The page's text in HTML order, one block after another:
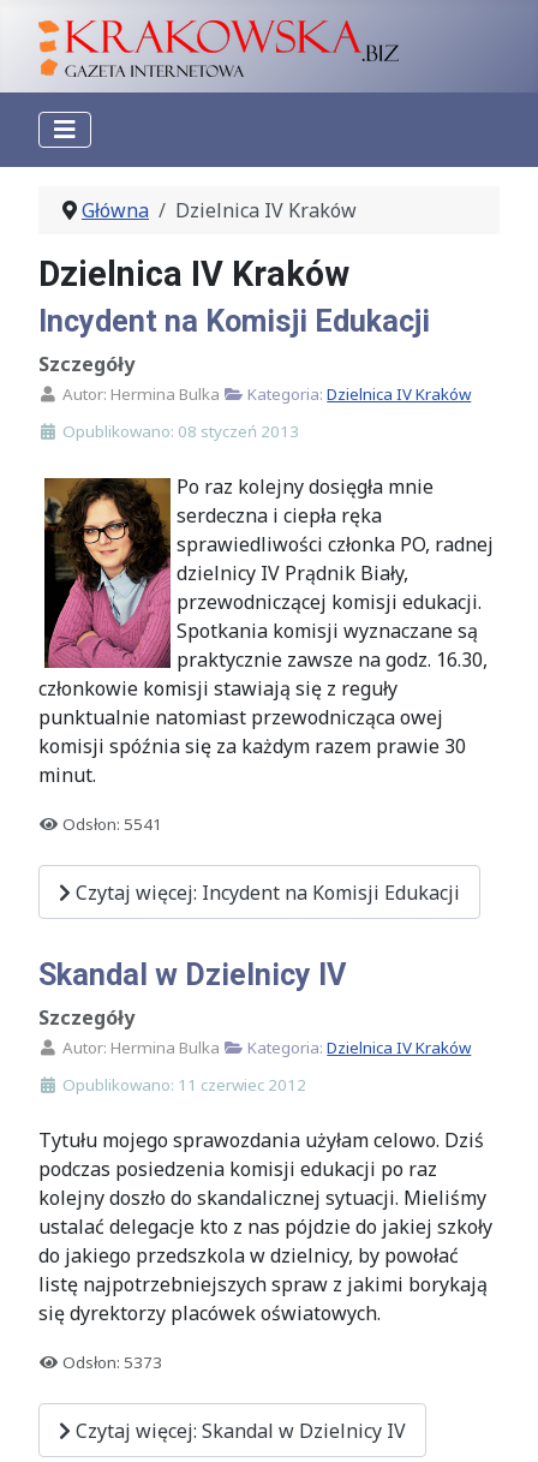
Główna Dzielnica IV Kraków
Dzielnica IV Kraków
Incydent na Komisji Edukacji
Szczegóły
Autor: Hermina Bulka Kategoria:Dzielnica IV Kraków
Opublikowano: 08 styczeń 2013
Po raz kolejny dosięgła mnie
serdeczna i ciepła ręka
sprawiedliwości członka PO, radnej
dzielnicy IV Prądnik Biały,
przewodniczącej komisji edukacji.
Spotkania komisji wyznaczane są
praktycznie zawsze na godz. 16.30,
członkowie komisji stawiają się z reguły
punktualnie natomiast przewodnicząca owej
komisji spóźnia się za każdym razem prawie 30
minut.
Odsłon: 5541
Czytaj więcej: Incydent na Komisji Edukacji
Skandal w Dzielnicy IV
Szczegóły
Autor: Hermina Bulka Kategoria:Dzielnica IV Kraków
Opublikowano: 11 czerwiec 2012
Tytułu mojego sprawozdania użyłam celowo. Dziś
podczas posiedzenia komisji edukacji po raz
kolejny doszło do skandalicznej sytuacji. Mieliśmy
ustalać delegacje kto z nas pójdzie do jakiej szkoły
do jakiego przedszkola w dzielnicy, by powołać
listę najpotrzebniejszych spraw z jakimi borykają
się dyrektorzy placówek oświatowych.
Odsłon: 5373
Czytaj więcej: Skandal w Dzielnicy IV